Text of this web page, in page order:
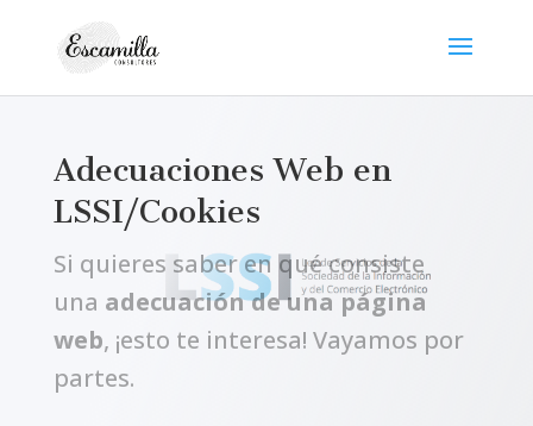
Adecuaciones Web en
LSSI/Cookies
Si quieres saber en qué consiste
una adecuación de una página
web, ¡esto te interesa! Vayamos por
partes.